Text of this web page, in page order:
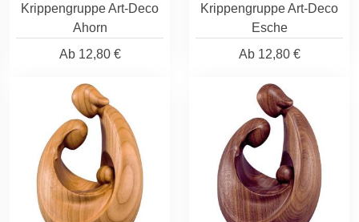
Krippengruppe Art-Deco
Ahorn
Ab12,80 €
Krippengruppe Art-Deco
Esche
Ab12,80 €